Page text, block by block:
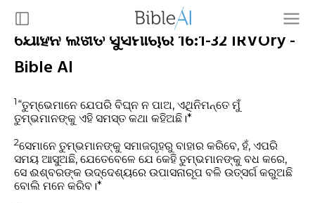
ଯୋହନ ଲିଖିତ ସୁସମାଚାର 16:1-32 IRVOry -
Bible AI
1“ତୁମ୍ଭେମାନେ ଯେପରି ବିଘ୍ନ ନ ପାଅ, ଏଥିନିମନ୍ତେ ମୁଁ
ତୁମ୍ଭମାନଙ୍କୁ ଏହି ସମସ୍ତ କଥା କହିଅଛି।*
2ସେମାନେ ତୁମ୍ଭମାନଙ୍କୁ ସମାଜଗୃହରୁ ବାହାର କରିବେ, ହଁ, ଏପରି
ସମୟ ଆସୁଅଛି, ଯେତେବେଳେ ଯେ କେହି ତୁମ୍ଭମାନଙ୍କୁ ବଧ କରେ,
ସେ ଈଶ୍ବରଙ୍କ ଉଦ୍ଦେଶ୍ୟରେ ଉପାସନାରୂପ ବଳି ଉତ୍ସର୍ଗ କରୁଅଛି
ବୋଲି ମନେ କରିବ।*